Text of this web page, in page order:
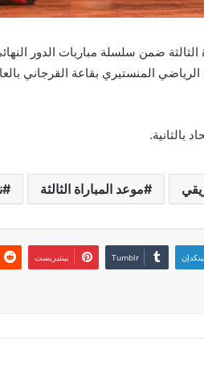
الاربعاء 21 ماي 2025 المباراة الثالثة ضمن سلسلة
المنستيري بقاعة القرجاني
بالثانية.
موعد المباراة الثالثة
بينتيريست